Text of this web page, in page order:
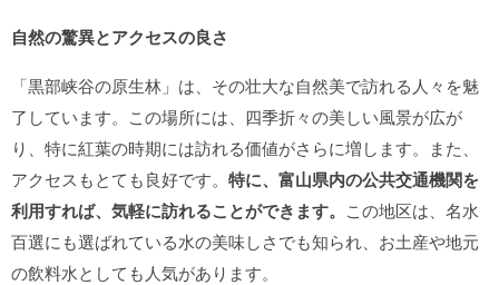
自然の驚異とアクセスの良さ
「黒部峡谷の原生林」は、その壮大な自然美で訪れる人々を魅
了しています。この場所には、四季折々の美しい風景が広が
り、特に紅葉の時期には訪れる価値がさらに増します。また、
アクセスもとても良好です。 特に、富山県内の公共交通機関を
利用すれば、気軽に訪れることができます。 この地区は、名水
百選にも選ばれている水の美味しさでも知られ、お土産や地元
の飲料水としても人気があります。